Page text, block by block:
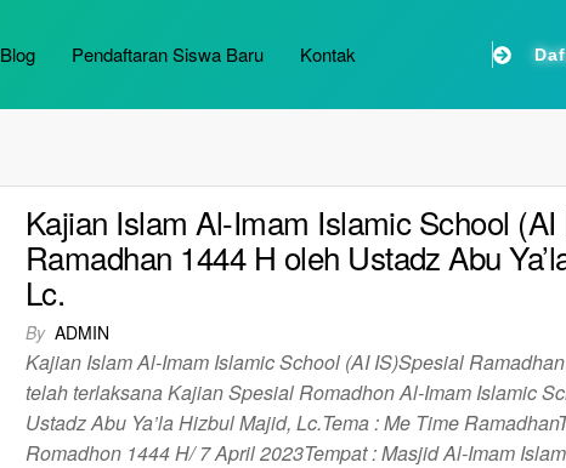
Blog Pendaftaran Siswa Baru Kontak
Kajian Islam Al-Imam Islamic School
Ramadhan 1444 H oleh Ustadz Abu
Lc.
By ADMIN
Kajian Islam Al-Imam Islamic School (AI IS)Spesial
telah terlaksana Kajian Spesial Romadhon Al-Imam Islamic
Ustadz Abu Ya’la Hizbul Majid, Lc.Tema : Me Time
Romadhon 1444 H/ 7 April 2023Tempat : Masjid Al-Imam